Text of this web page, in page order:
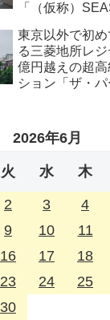
「（仮称）
工事」・2026
東京以外で初
る三菱地所レ
億円越えの超
ション「ザ・
8月
2026年6月
火 水 木
2 3 4
9 10 11
16 17 18
23 24 25
30